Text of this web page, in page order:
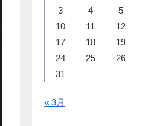
3
4 5
10
11 12
17
18 19
24
25 26
31
« 3月